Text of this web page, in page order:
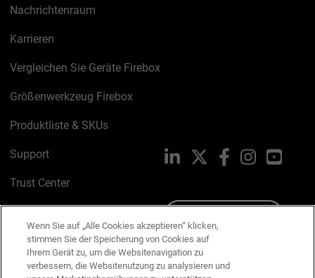
Nachrichtenraum
Karrieren
Vergleichen Sie Geräte Firebox
Größenwerkzeug Firebox
Produktliste & SKUs
Support
Trust Center
Cookie-Richtlinie
Datenschutzrichtlinie
LinkedIn FacebookInstagram
Wenn Sie auf „Alle Cookies akzeptieren“ klicken,
stimmen Sie der Speicherung von Cookies auf
Ihrem Gerät zu, um die Websitenavigation zu
verbessern, die Websitenutzung zu analysieren und